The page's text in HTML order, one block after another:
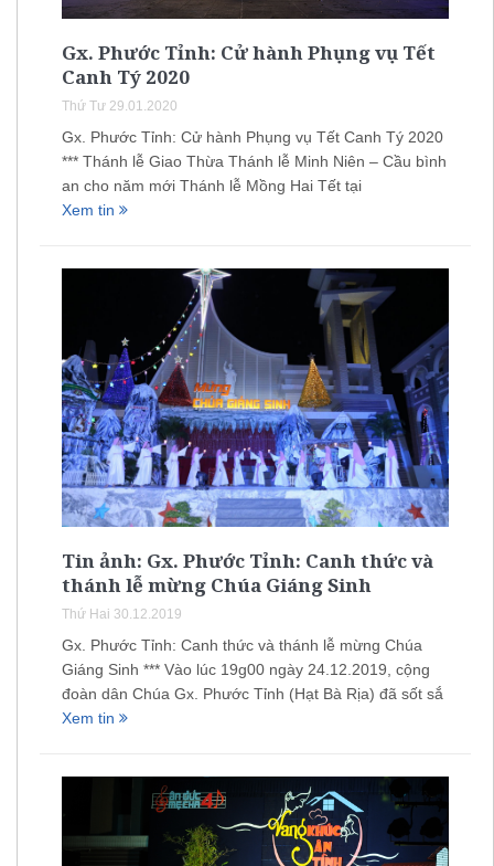
Gx. Phước Tỉnh: Cử hành Phụng vụ Tết
Canh Tý 2020
Thứ Tư 29.01.2020
Gx. Phước Tỉnh: Cử hành Phụng vụ Tết Canh Tý 2020
*** Thánh lễ Giao Thừa Thánh lễ Minh Niên – Cầu bình
an cho năm mới Thánh lễ Mồng Hai Tết tại
Xem tin
Tin ảnh: Gx. Phước Tỉnh: Canh thức và
thánh lễ mừng Chúa Giáng Sinh
Thứ Hai 30.12.2019
Gx. Phước Tỉnh: Canh thức và thánh lễ mừng Chúa
Giáng Sinh *** Vào lúc 19g00 ngày 24.12.2019, cộng
đoàn dân Chúa Gx. Phước Tỉnh (Hạt Bà Rịa) đã sốt sắ
Xem tin